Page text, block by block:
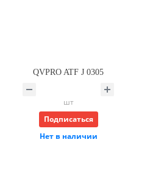
QVPRO ATF J 0305
шт
Подписаться
Нет в наличии